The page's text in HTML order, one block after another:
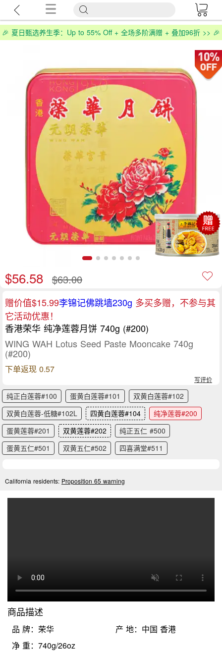
🎉 夏日甄选养生季：Up to 55% Off + 全场多阶满赠 + 叠加96折 >> 🎉
$56.58 $63.00
赠价值$15.99李锦记佛跳墙230g 多买多赠，不参与其
它活动优惠！
香港荣华 纯净莲蓉月饼 740g (#200)
WING WAH Lotus Seed Paste Mooncake 740g
(#200)
下单返现 0.57
写评价
纯正白莲蓉#100 蛋黄白莲蓉#101
双黄白莲蓉#102
双黄白莲蓉-低糖#102L
四黄白莲蓉#104
纯净莲蓉#200
蛋黄莲蓉#201
双黄莲蓉#202
纯正五仁 #500
蛋黄五仁#501
双黄五仁#502 四喜满堂#511
California residents: Proposition 65 warning
商品描述
品 牌：荣华
产 地：中国 香港
净 重：740g/26oz